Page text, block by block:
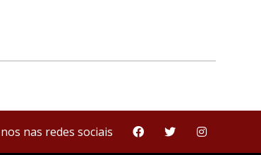
nas redes sociais